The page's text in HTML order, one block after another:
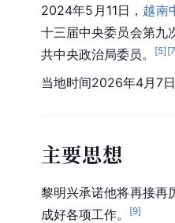
2024年5月11日， 越南
十三届中央委员会第九
共中央政治局委员。
[5] [
当地时间2026年4月7
主要思想
黎明兴承诺他将再接再
成好各项工作。
[9]